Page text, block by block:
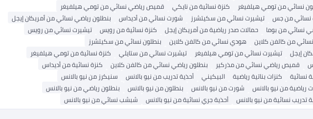
نسائي من تومي هيلفيغر كنزة نسائية من نايكي
قميص رياضي نسائي من تومي هيلفيغر
من جس تيشيرت نسائي من سكيتشرز شورت نسائي من أديداس
بنطلون رياضي نسائي من أمريكان إيجل
نسائي من بوما حمالات صدر رياضية من أمريكان إيجل كنزة نسائية من رويس
تيشيرت نسائي من رويس
من كالفن كلاين هودي نسائي من كالفن كلاين
بنطلون نسائي من سكيتشرز
إيجل تيشيرت نسائي من تومي هيلفيغر تيشيرت نسائي من ستايلي
كنزة نسائية من تومي هيلفيغر
قميص رياضي نسائي من مذركير بنطلون رياضي نسائي من كالفن كلاين
كنزة نسائية من أديداس
نسائية كنزات بناتية رياضية البيكيني أحذية تدريب من نيو بالانس
سنيكرز من نيو بالانس
رياضية من نيو بالانس شورت من نيو بالانس بنطلون من نيو بالانس
بنطلون رياضي من نيو بالانس
تدريب نسائية من نيو بالانس أحذية جري نسائية من نيو بالانس شبشب نسائي من نيو بالانس